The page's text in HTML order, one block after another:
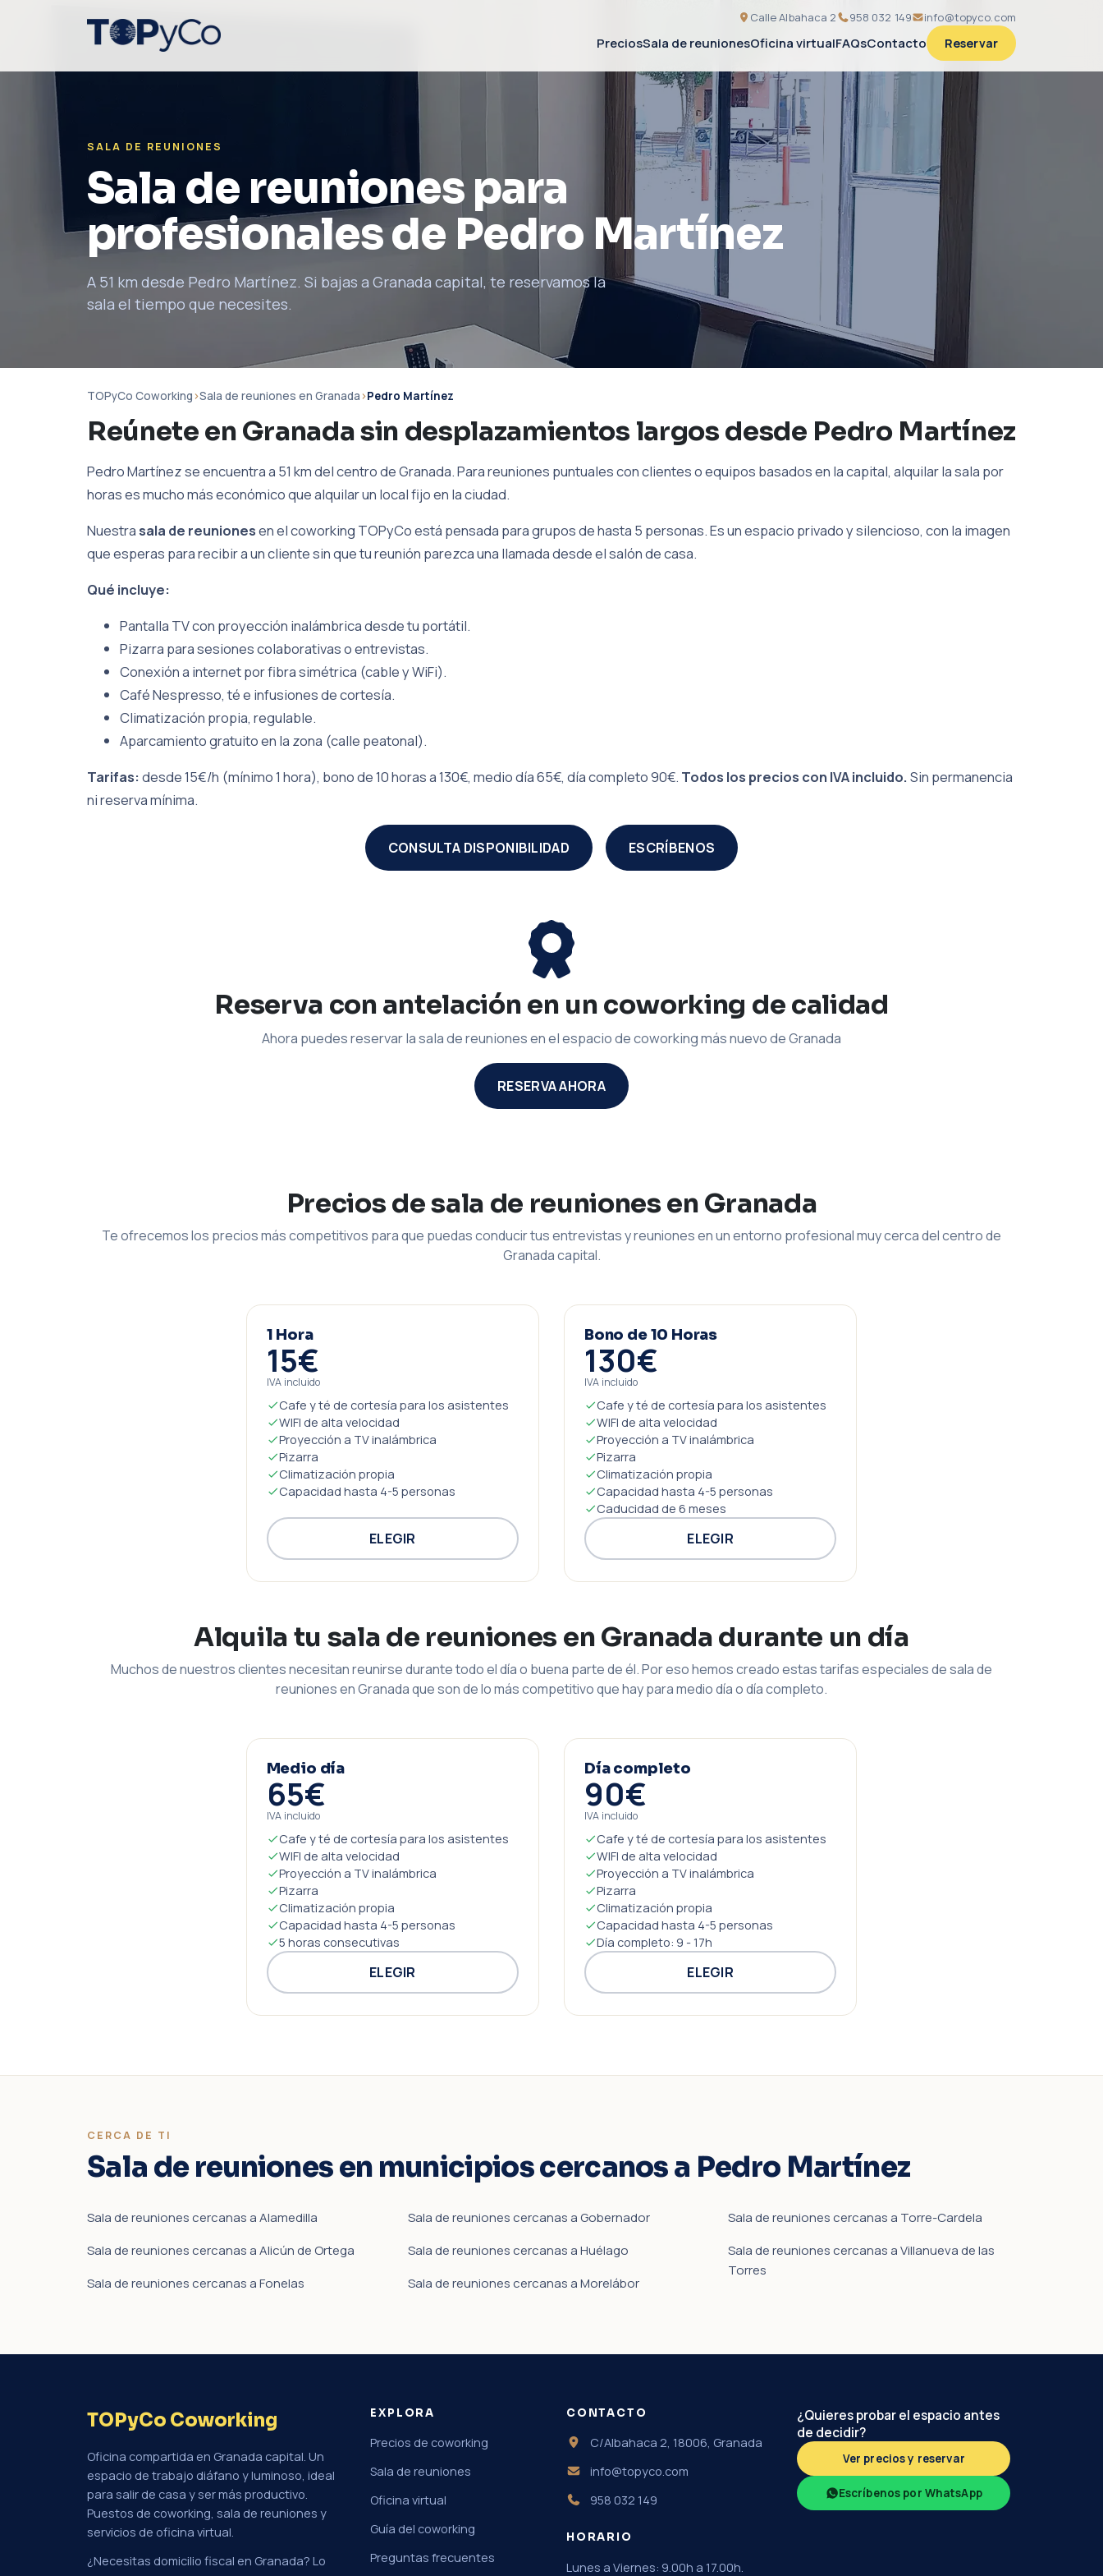
Calle Albahaca 2 958 032 149 info@topyco.com
PreciosSala de reunionesOficina virtualFAQsContacto Reservar
SALA DE REUNIONES
Sala de reuniones para
profesionales de Pedro Martínez
A 51 km desde Pedro Martínez. Si bajas a Granada capital, te reservamos la
sala el tiempo que necesites.
TOPyCo Coworking›Sala de reuniones en Granada›Pedro Martínez
Reúnete en Granada sin desplazamientos largos desde Pedro Martínez
Pedro Martínez se encuentra a 51 km del centro de Granada. Para reuniones puntuales con clientes o equipos basados en la capital, alquilar la sala por
horas es mucho más económico que alquilar un local fijo en la ciudad.
Nuestrasala de reunionesen el coworking TOPyCo está pensada para grupos de hasta 5 personas. Es un espacio privado y silencioso, con la imagen
que esperas para recibir a un cliente sin que tu reunión parezca una llamada desde el salón de casa.
Qué incluye:
Pantalla TV con proyección inalámbrica desde tu portátil.
Pizarra para sesiones colaborativas o entrevistas.
Conexión a internet por fibra simétrica (cable y WiFi).
Café Nespresso, té e infusiones de cortesía.
Climatización propia, regulable.
Aparcamiento gratuito en la zona (calle peatonal).
Tarifas: desde 15€/h (mínimo 1 hora), bono de 10 horas a 130€, medio día 65€, día completo 90€. Todos los precios con IVA incluido. Sin permanencia
ni reserva mínima.
CONSULTA DISPONIBILIDAD ESCRÍBENOS
Reserva con antelación en un coworking de calidad
Ahora puedes reservar la sala de reuniones en el espacio de coworking más nuevo de Granada
RESERVA AHORA
Precios de sala de reuniones en Granada
Te ofrecemos los precios más competitivos para que puedas conducir tus entrevistas y reuniones en un entorno profesional muy cerca del centro de
Granada capital.
1 Hora
15€
IVA incluido
Cafe y té de cortesía para los asistentes
WIFI de alta velocidad
Proyección a TV inalámbrica
Pizarra
Climatización propia
Capacidad hasta 4-5 personas
ELEGIR
Bono de 10 Horas
130€
IVA incluido
Cafe y té de cortesía para los asistentes
WIFI de alta velocidad
Proyección a TV inalámbrica
Pizarra
Climatización propia
Capacidad hasta 4-5 personas
Caducidad de 6 meses
ELEGIR
Alquila tu sala de reuniones en Granada durante un día
Muchos de nuestros clientes necesitan reunirse durante todo el día o buena parte de él. Por eso hemos creado estas tarifas especiales de sala de
reuniones en Granada que son de lo más competitivo que hay para medio día o día completo.
Medio día
65€
IVA incluido
Cafe y té de cortesía para los asistentes
WIFI de alta velocidad
Proyección a TV inalámbrica
Pizarra
Climatización propia
Capacidad hasta 4-5 personas
5 horas consecutivas
ELEGIR
Día completo
90€
IVA incluido
Cafe y té de cortesía para los asistentes
WIFI de alta velocidad
Proyección a TV inalámbrica
Pizarra
Climatización propia
Capacidad hasta 4-5 personas
Día completo: 9 - 17h
ELEGIR
CERCA DE TI
Sala de reuniones en municipios cercanos a Pedro Martínez
Sala de reuniones cercanas a Alamedilla
Sala de reuniones cercanas a Alicún de Ortega
Sala de reuniones cercanas a Fonelas
Sala de reuniones cercanas a Gobernador
Sala de reuniones cercanas a Huélago
Sala de reuniones cercanas a Morelábor
Sala de reuniones cercanas a Torre-Cardela
Sala de reuniones cercanas a Villanueva de las
Torres
TOPyCo Coworking
Oficina compartida en Granada capital. Un
espacio de trabajo diáfano y luminoso, ideal
para salir de casa y ser más productivo.
Puestos de coworking, sala de reuniones y
servicios de oficina virtual.
¿Necesitas domicilio fiscal en Granada? Lo
EXPLORA
Precios de coworking
Sala de reuniones
Oficina virtual
Guía del coworking
Preguntas frecuentes
CONTACTO
C/Albahaca 2, 18006, Granada
info@topyco.com
958 032 149
HORARIO
Lunes a Viernes: 9.00h a 17.00h.
¿Quieres probar el espacio antes
de decidir?
Ver precios y reservar
Escríbenos por WhatsApp